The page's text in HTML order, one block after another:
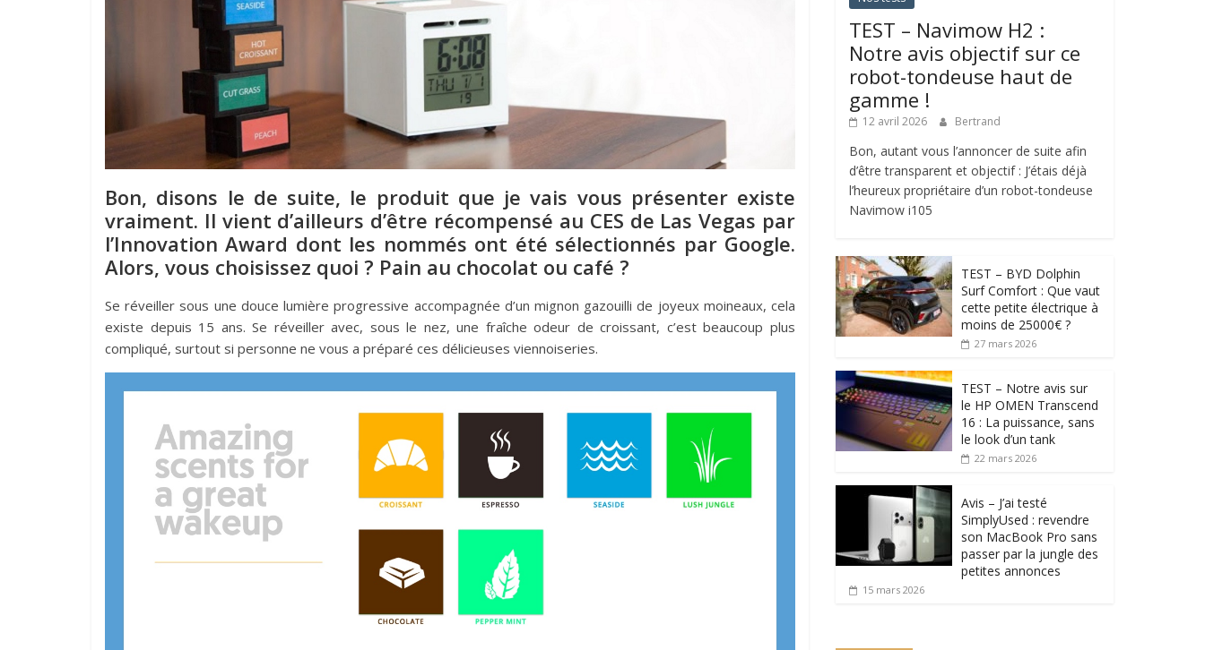
Bon, disons le de suite, le produit que je vais vous présenter existe
vraiment. Il vient d’ailleurs d’être récompensé au CES de Las Vegas par
l’Innovation Award dont les nommés ont été sélectionnés par Google.
Alors, vous choisissez quoi ? Pain au chocolat ou café ?
Se réveiller sous une douce lumière progressive accompagnée d’un mignon gazouilli de joyeux moineaux, cela
existe depuis 15 ans. Se réveiller avec, sous le nez, une fraîche odeur de croissant, c’est beaucoup plus
compliqué, surtout si personne ne vous a préparé ces délicieuses viennoiseries.
TEST – Navimow H2 :
Notre avis objectif sur ce
robot-tondeuse haut de
gamme !
12 avril 2026 Bertrand
Bon, autant vous l’annoncer de suite afin
d’être transparent et objectif : J’étais déjà
l’heureux propriétaire d’un robot-tondeuse
Navimow i105
TEST – BYD Dolphin
Surf Comfort : Que vaut
cette petite électrique à
moins de 25000€ ?
27 mars 2026
TEST – Notre avis sur
le HP OMEN Transcend
16 : La puissance, sans
le look d’un tank
22 mars 2026
Avis – J’ai testé
SimplyUsed : revendre
son MacBook Pro sans
passer par la jungle des
petites annonces
15 mars 2026